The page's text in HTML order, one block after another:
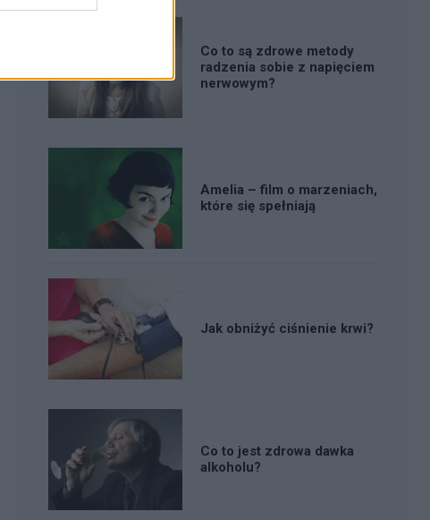
Co to są zdrowe metody
radzenia sobie z napięciem
nerwowym?
Amelia – film o marzeniach,
które się spełniają
Jak obniżyć ciśnienie krwi?
Co to jest zdrowa dawka
alkoholu?